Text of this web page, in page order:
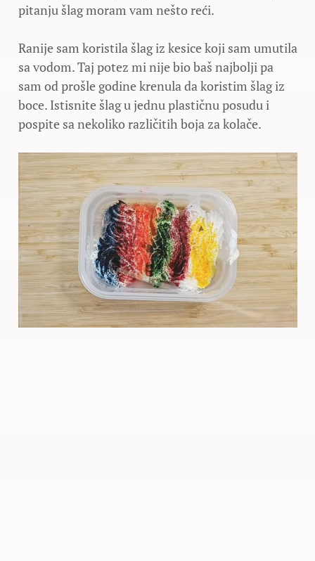
pitanju šlag moram vam nešto reći.
Ranije sam koristila šlag iz kesice koji sam umutila
sa vodom. Taj potez mi nije bio baš najbolji pa
sam od prošle godine krenula da koristim šlag iz
boce. Istisnite šlag u jednu plastičnu posudu i
pospite sa nekoliko različitih boja za kolače.